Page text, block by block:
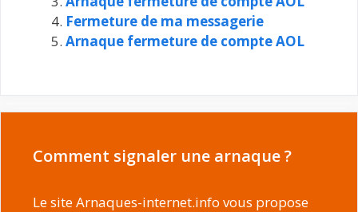
Fermeture de ma messagerie
Arnaque fermeture de compte AOL
Comment signaler une arnaque ?
Le site Arnaques-internet.info vous propose